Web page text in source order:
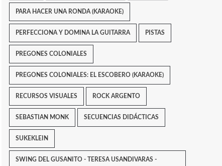
PARA HACER UNA RONDA (KARAOKE)
PERFECCIONA Y DOMINA LA GUITARRA PISTAS
PREGONES COLONIALES
PREGONES COLONIALES: EL ESCOBERO (KARAOKE)
RECURSOS VISUALES ROCK ARGENTO
SEBASTIAN MONK SECUENCIAS DIDÁCTICAS
SUKEKLEIN
SWING DEL GUSANITO - TERESA USANDIVARAS -